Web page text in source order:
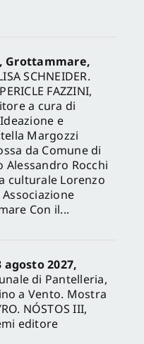
Grottammare,
SCHNEIDER.
FAZZINI,
a cura di
e
Margozzi
da Comune di
Alessandro Rocchi
culturale Lorenzo
Con il...
agosto 2027,
di Pantelleria,
a Vento. Mostra
NÓSTOS III,
editore